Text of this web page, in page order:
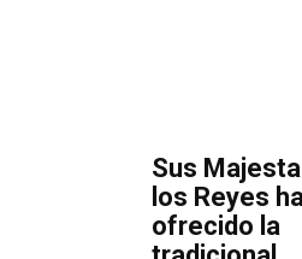
​Sus
los Reyes
ofrecido la